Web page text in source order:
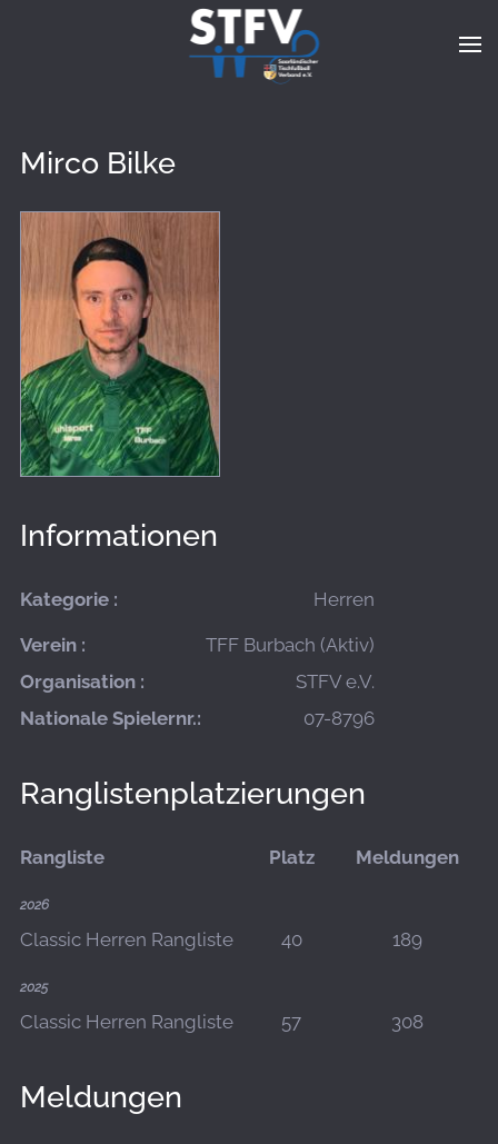
Zum Hauptinhalt springen
Mirco Bilke
Informationen
Kategorie : Herren
Verein :
TFF Burbach (Aktiv)
Organisation :
STFV e.V.
Nationale Spielernr.:
07-8796
Ranglistenplatzierungen
Rangliste Platz Meldungen
2026
Classic Herren Rangliste 40 189
2025
Classic Herren Rangliste 57 308
Meldungen